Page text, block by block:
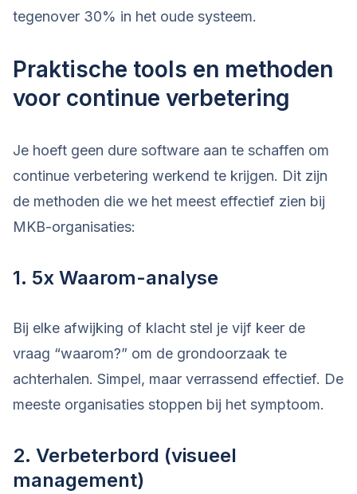
tegenover 30% in het oude systeem.
Praktische tools en methoden
voor continue verbetering
Je hoeft geen dure software aan te schaffen om
continue verbetering werkend te krijgen. Dit zijn
de methoden die we het meest effectief zien bij
MKB-organisaties:
1. 5x Waarom-analyse
Bij elke afwijking of klacht stel je vijf keer de
vraag “waarom?” om de grondoorzaak te
achterhalen. Simpel, maar verrassend effectief. De
meeste organisaties stoppen bij het symptoom.
2. Verbeterbord (visueel
management)